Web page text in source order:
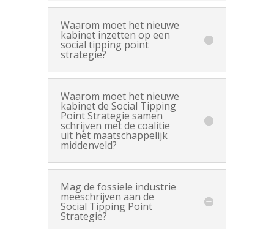
Waarom moet het nieuwe
kabinet inzetten op een
social tipping point
strategie?
Waarom moet het nieuwe
kabinet de Social Tipping
Point Strategie samen
schrijven met de coalitie
uit het maatschappelijk
middenveld?
Mag de fossiele industrie
meeschrijven aan de
Social Tipping Point
Strategie?